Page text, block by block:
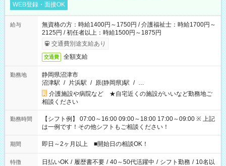
WEB登録・面接OK
給与
無資格の方：時給1400円～1750円 / 介護福祉士：時給1700円～
2125円 / 初任者以上：時給1500円～1875円
交通費別途支給あり
交通費 全額支給
勤務地
静岡県沼津市
沼津駅 / 片浜駅 / 原(静岡県)駅 / …
介護施設や病院など ★自宅近くの施設がいいなど勤務地ご
相談ください
勤務時間
【シフト例】 07:00～16:00 09:00～18:00 17:00～09:00 ※ 上記
は一例です！その他シフトもご相談ください！
期間 即日～2ヶ月以上 ■開始日の相談OK！
特徴 日払いOK / 履歴書不要 / 40～50代活躍中 / シフト勤務 / 10名以